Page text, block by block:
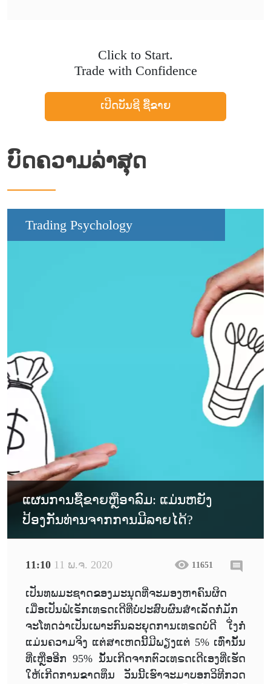
Click to Start.
Trade with Confidence
ເປີດບັນຊີ ຊື້ຂາຍ
ບົດຄວາມລ່າສຸດ
Trading Psychology
ແຜນການຊື້ຂາຍຫຼືອາລົມ: ແມ່ນຫຍັງ
ປ້ອງກັນທ່ານຈາກການມີລາຍໄດ້?
11:10 11 ພ.ຈ. 2020 11651
ເປັນທພມະຊາດຂອງມະນຸດທີ່ຈະມອງຫາຄົນຜິດ
ເມື່ອເປັນຟໍເຣັກເທຣດເດີທີ່ບໍ່ປະສົບຜົນສຳເລັດກໍ່ມັກ
ຈະໂທດວ່າເປັນເພາະກົນລະຍຸດການເທຣດບໍ່ດີ ເໍິ່ງກໍ່
ແມ່ນຄວາມຈິງ ແຕ່ສາເຫດນີ້ມີພຽງແຕ່ 5% ເທົ່ານັ້ນ
ທີ່ເຫຼືອອີກ 95% ນັ້ນເກີດຈາກຕົວເທຣດເດີເອງທີ່ເຮັດ
ໃຫ້ເກີດການຂາດທຶນ ວັນນີ້ເຮົາຈະມາບອກວິທີກວດ